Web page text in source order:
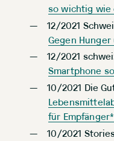
so wichtig wie
12/2021
Gegen
12/2021
Smartphone
10/2021 Die
für
10/2021